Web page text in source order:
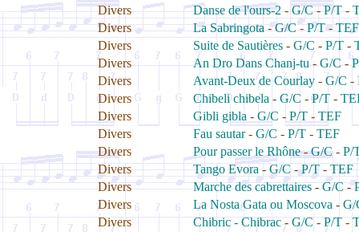
Divers
Danse de l'ours-2-G/C-P/T-
Divers
La Sabringota-G/C-P/T-TEF
Divers
Suite de Sautières - G/C - P/T -
Divers
An Dro Dans Chanj-tu-G/C-
Divers
Avant-Deux de Courlay - G/C -
Divers
Chibeli chibela - G/C -P/T -
Divers
Gibli gibla - G/C - P/T - TEF
Divers
Fau sautar- G/C - P/T - TEF
Divers
Pour passer le Rhône-G/C- P/
Divers
Tango Evora-G/C-P/T-TEF
Divers
Marche des cabrettaires-G/C-
Divers
La Nosta Gata ou Moscova - G/
Divers
Chibric - Chibrac-G/C-P/T-